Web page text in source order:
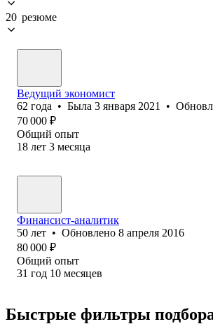
20 резюме
Ведущий экономист
62 года • Была 3 января 2021 •
70 000 ₽
Общий опыт
18 лет 3 месяца
Финансист-аналитик
50 лет • Обновлено 8 апреля 2016
80 000 ₽
Общий опыт
31 год 10 месяцев
Быстрые фильтры